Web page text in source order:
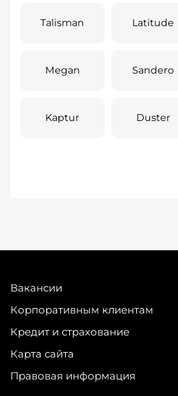
Talisman Latitude
Megan Sandero
Kaptur Duster
Вакансии
Корпоративным клиентам
Кредит и страхование
Карта сайта
Правовая информация